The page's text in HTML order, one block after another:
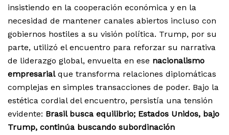
insistiendo en la cooperación económica y en la
necesidad de mantener canales abiertos incluso con
gobiernos hostiles a su visión política. Trump, por su
parte, utilizó el encuentro para reforzar su narrativa
de liderazgo global, envuelta en ese nacionalismo
empresarialque transforma relaciones diplomáticas
complejas en simples transacciones de poder. Bajo la
estética cordial del encuentro, persistía una tensión
evidente: Brasil busca equilibrio; Estados Unidos, bajo
Trump, continúa buscando subordinación